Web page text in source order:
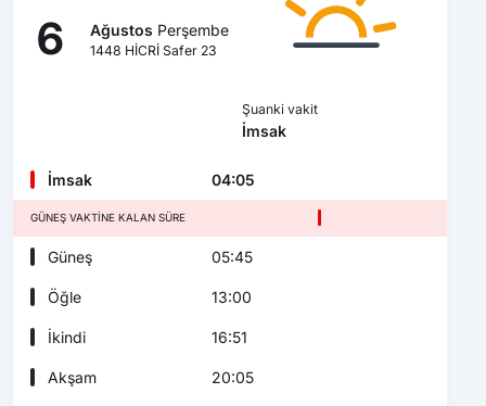
6 Ağustos Perşembe
1448 HİCRİ Safer 23
Şuanki vakit
İmsak
İmsak 04:05
GÜNEŞ VAKTINE KALAN SÜRE
Güneş 05:45
Öğle 13:00
İkindi 16:51
Akşam 20:05